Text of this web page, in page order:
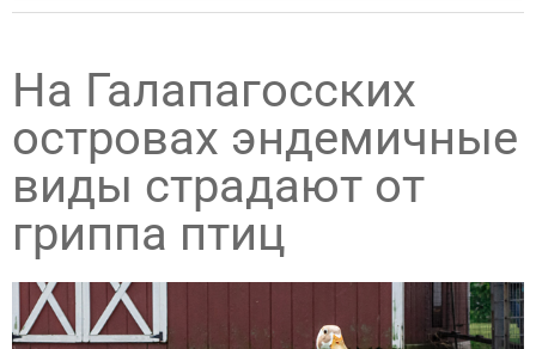
На Галапагосских
островах эндемичные
виды страдают от
гриппа птиц